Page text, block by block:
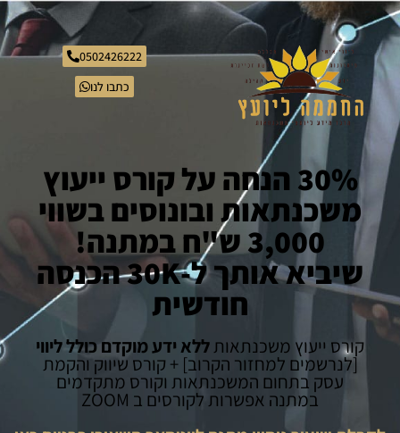
0502426222
כתבו לנו
30% הנחה על קורס ייעוץ
משכנתאות ובונוסים בשווי
3,000 ש"ח במתנה!
שיביא אותך ל-30K הכנסה
חודשית
קורס ייעוץ משכנתאותללא ידע מוקדם כולל ליווי
[לנרשמים למחזור הקרוב]+ קורס שיווק והקמת
עסק בתחום המשכנתאות וקורס מתקדמים
במתנה אפשרות לקורסים ב ZOOM